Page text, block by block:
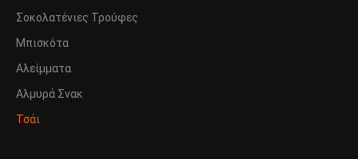
Σοκολατένιες Τρούφες
Μπισκότα
Αλείμματα
Αλμυρά Σνακ
Τσάι